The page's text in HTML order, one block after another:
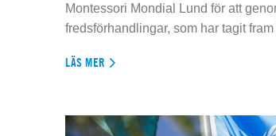
Montessori Mondial Lund för att
fredsförhandlingar, som har tagit
LÄS MER